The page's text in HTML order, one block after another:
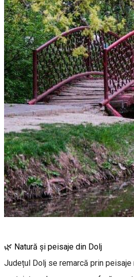
🌿 Natură și peisaje din Dolj
Județul Dolj se remarcă prin